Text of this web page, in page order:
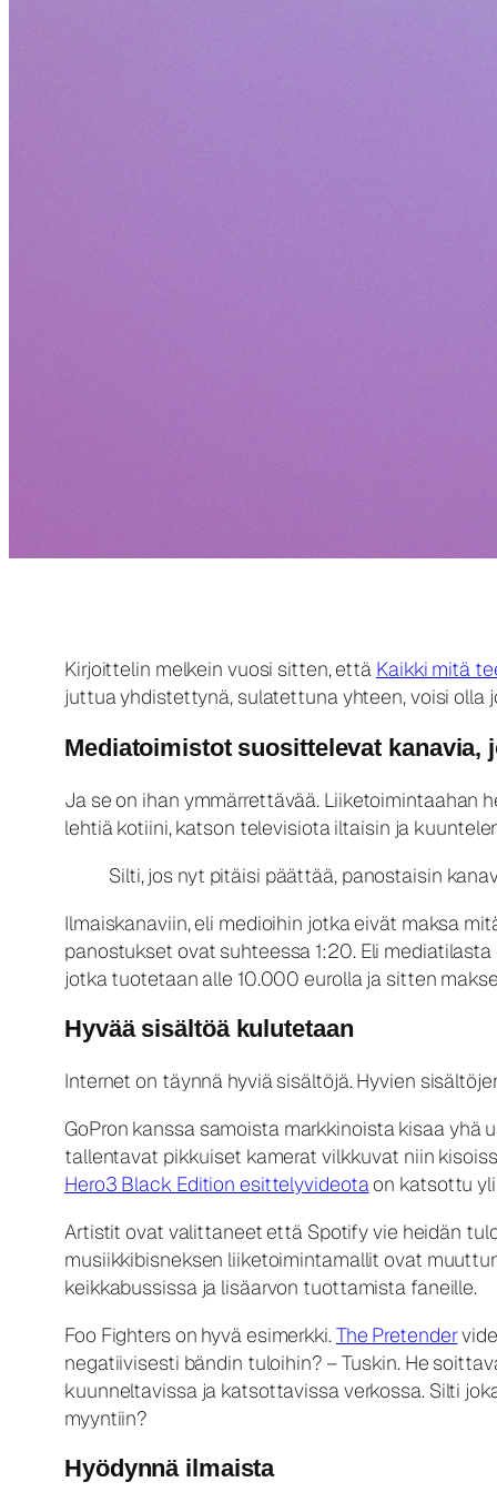
Kirjoittelin melkein vuosi sitten, että Kaikki mitä
juttua yhdistettynä, sulatettuna yhteen, voisi olla
Mediatoimistot suosittelevat kanavia,
Ja se on ihan ymmärrettävää. Liiketoimintaahan
lehtiä kotiini, katson televisiota iltaisin ja
Silti, jos nyt pitäisi päättää, panostaisin
Ilmaiskanaviin, eli medioihin jotka eivät maksa
panostukset ovat suhteessa 1:20. Eli
jotka tuotetaan alle 10.000 eurolla ja sitten
Hyvää sisältöä kulutetaan
Internet on täynnä hyviä sisältöjä. Hyvien
GoPron kanssa samoista markkinoista kisaa yhä
tallentavat pikkuiset kamerat vilkkuvat niin
Hero3 Black Edition esittelyvideotaon katsottu yli
Artistit ovat valittaneet että Spotify vie heidän
musiikkibisneksen liiketoimintamallit ovat
keikkabussissa ja lisäarvon tuottamista faneille.
Foo Fighters on hyvä esimerkki.The Pretender
negatiivisesti bändin tuloihin? – Tuskin. He
kuunneltavissa ja katsottavissa verkossa. Silti
myyntiin?
Hyödynnä ilmaista